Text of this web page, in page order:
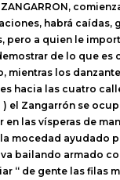
habrá caídas,
pero a quien le
de lo que es
mientras los
hacia las cuatro
el Zangarrón se
en las vísperas de
la mocedad ayudado
bailando armado
“ de gente las filas